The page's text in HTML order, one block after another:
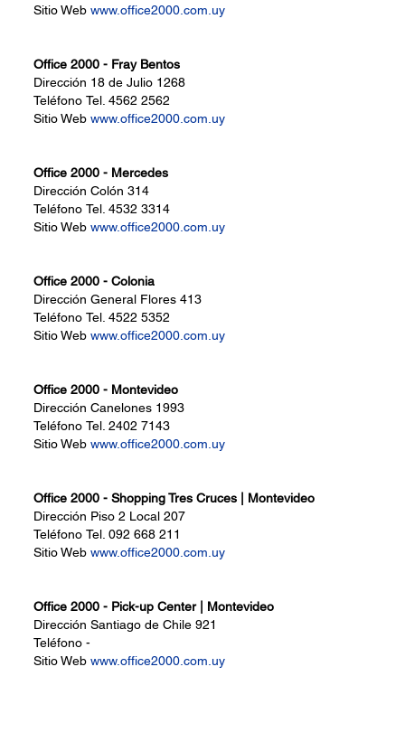
Sitio Web www.office2000.com.uy
Office 2000 - Fray Bentos
Dirección 18 de Julio 1268
Teléfono Tel. 4562 2562
Sitio Web www.office2000.com.uy
Office 2000 - Mercedes
Dirección Colón 314
Teléfono Tel. 4532 3314
Sitio Web www.office2000.com.uy
Office 2000 - Colonia
Dirección General Flores 413
Teléfono Tel. 4522 5352
Sitio Web www.office2000.com.uy
Office 2000 - Montevideo
Dirección Canelones 1993
Teléfono Tel. 2402 7143
Sitio Web www.office2000.com.uy
Office 2000 - Shopping Tres Cruces | Montevideo
Dirección Piso 2 Local 207
Teléfono Tel. 092 668 211
Sitio Web www.office2000.com.uy
Office 2000 - Pick-up Center | Montevideo
Dirección Santiago de Chile 921
Teléfono -
Sitio Web www.office2000.com.uy